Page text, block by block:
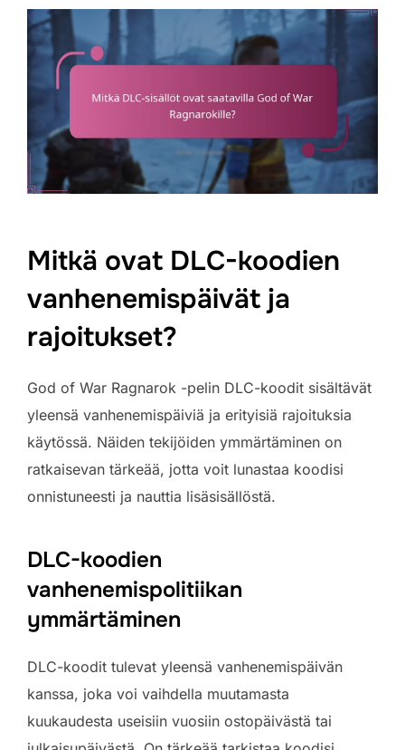
Mitkä ovat DLC-koodien
vanhenemispäivät ja
rajoitukset?
God of War Ragnarok -pelin DLC-koodit sisältävät
yleensä vanhenemispäiviä ja erityisiä rajoituksia
käytössä. Näiden tekijöiden ymmärtäminen on
ratkaisevan tärkeää, jotta voit lunastaa koodisi
onnistuneesti ja nauttia lisäsisällöstä.
DLC-koodien
vanhenemispolitiikan
ymmärtäminen
DLC-koodit tulevat yleensä vanhenemispäivän
kanssa, joka voi vaihdella muutamasta
kuukaudesta useisiin vuosiin ostopäivästä tai